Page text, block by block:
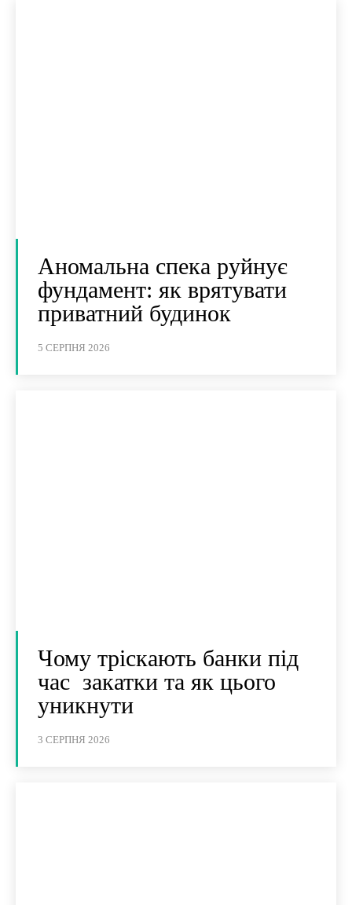
Аномальна спека руйнує
фундамент: як врятувати
приватний будинок
5 СЕРПНЯ 2026
Чому тріскають банки під
час закатки та як цього
уникнути
3 СЕРПНЯ 2026